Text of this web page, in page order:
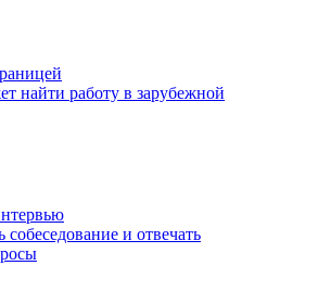
найти работу в зарубежной
и отвечать